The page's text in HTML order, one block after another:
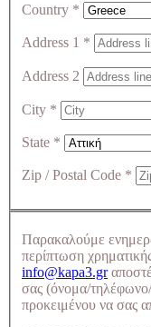
Country *
Address 1 *
Address 2
City *
State *
Zip / Postal Code *
Παρακαλούμε
περίπτωση
info@kapa3.gr
σας (όνομα/
προκειμένου να σας